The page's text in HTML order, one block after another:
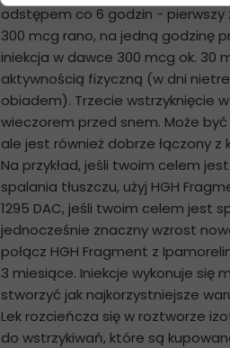
odstępem co 6 godzin - pierwszy
300 mcg rano, na jedną godzinę
iniekcja w dawce 300 mcg ok. 30
aktywnością fizyczną (w dni
obiadem). Trzecie wstrzyknięcie
wieczorem przed snem. Może
ale jest również dobrze łączony
Na przykład, jeśli twoim celem
spalania tłuszczu, użyj HGH
1295 DAC, jeśli twoim celem jest
jednocześnie znaczny wzrost
połącz HGH Fragment z
3 miesiące. Iniekcje wykonuje się
stworzyć jak najkorzystniejsze
Lek rozcieńcza się w roztworze
do wstrzykiwań, które są